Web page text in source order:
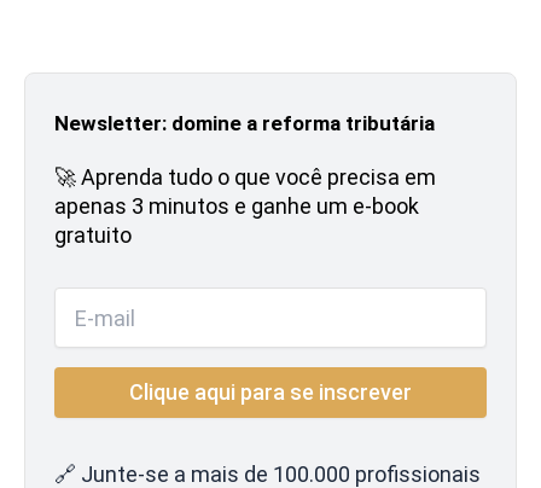
Newsletter: domine a reforma tributária
🚀 Aprenda tudo o que você precisa em
apenas 3 minutos e ganhe um e-book
gratuito
🔗 Junte-se a mais de 100.000 profissionais